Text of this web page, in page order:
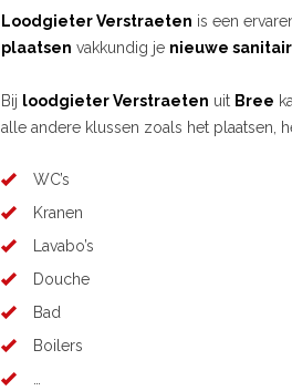
Loodgieter Verstraeten is een
plaatsen vakkundig je nieuwe sanitair
Bij loodgieter Verstraeten uit Bree
alle andere klussen zoals het plaatsen,
WC’s
Kranen
Lavabo’s
Douche
Bad
Boilers